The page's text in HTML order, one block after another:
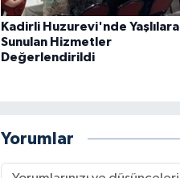
Kadirli Huzurevi'nde Yaşlılara
Sunulan Hizmetler
Değerlendirildi
Yorumlar